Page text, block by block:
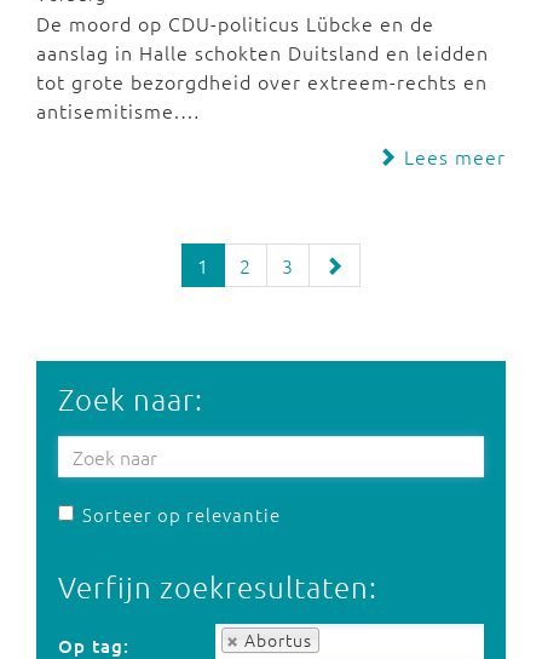
De moord op CDU-politicus Lübcke en de
aanslag in Halle schokten Duitsland en leidden
tot grote bezorgdheid over extreem-rechts en
antisemitisme.…
Lees meer
1 2 3
Zoek naar:
Sorteer op relevantie
Verfijn zoekresultaten:
Op tag: Abortus
Op tag: